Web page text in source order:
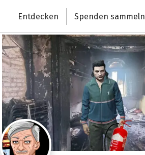
Deutschlands größte Spendenplattform
Entdecken Spenden sammeln